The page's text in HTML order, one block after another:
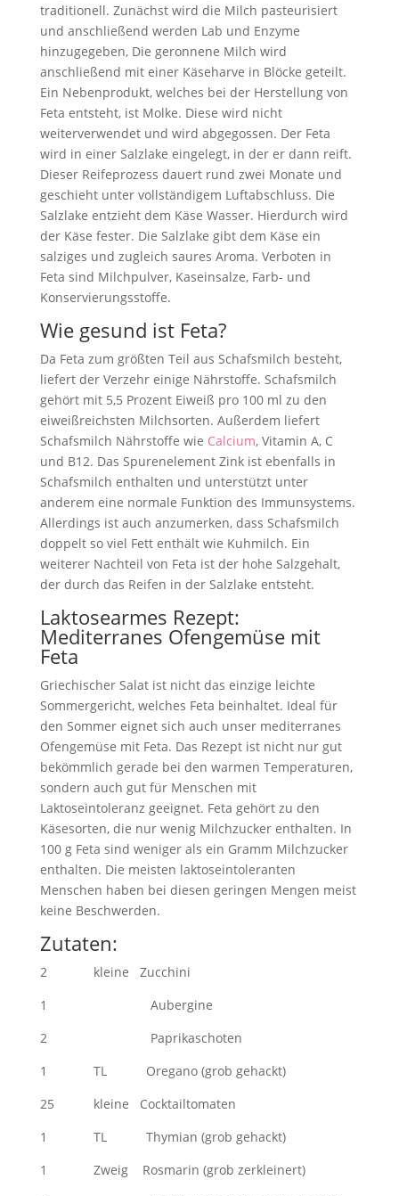
traditionell. Zunächst wird die Milch pasteurisiert
und anschließend werden Lab und Enzyme
hinzugegeben, Die geronnene Milch wird
anschließend mit einer Käseharve in Blöcke geteilt.
Ein Nebenprodukt, welches bei der Herstellung von
Feta entsteht, ist Molke. Diese wird nicht
weiterverwendet und wird abgegossen. Der Feta
wird in einer Salzlake eingelegt, in der er dann reift.
Dieser Reifeprozess dauert rund zwei Monate und
geschieht unter vollständigem Luftabschluss. Die
Salzlake entzieht dem Käse Wasser. Hierdurch wird
der Käse fester. Die Salzlake gibt dem Käse ein
salziges und zugleich saures Aroma. Verboten in
Feta sind Milchpulver, Kaseinsalze, Farb- und
Konservierungsstoffe.
Wie gesund ist Feta?
Da Feta zum größten Teil aus Schafsmilch besteht,
liefert der Verzehr einige Nährstoffe. Schafsmilch
gehört mit 5,5 Prozent Eiweiß pro 100 ml zu den
eiweißreichsten Milchsorten. Außerdem liefert
Schafsmilch Nährstoffe wie Calcium, Vitamin A, C
und B12. Das Spurenelement Zink ist ebenfalls in
Schafsmilch enthalten und unterstützt unter
anderem eine normale Funktion des Immunsystems.
Allerdings ist auch anzumerken, dass Schafsmilch
doppelt so viel Fett enthält wie Kuhmilch. Ein
weiterer Nachteil von Feta ist der hohe Salzgehalt,
der durch das Reifen in der Salzlake entsteht.
Laktosearmes Rezept:
Mediterranes Ofengemüse mit
Feta
Griechischer Salat ist nicht das einzige leichte
Sommergericht, welches Feta beinhaltet. Ideal für
den Sommer eignet sich auch unser mediterranes
Ofengemüse mit Feta. Das Rezept ist nicht nur gut
bekömmlich gerade bei den warmen Temperaturen,
sondern auch gut für Menschen mit
Laktoseintoleranz geeignet. Feta gehört zu den
Käsesorten, die nur wenig Milchzucker enthalten. In
100 g Feta sind weniger als ein Gramm Milchzucker
enthalten. Die meisten laktoseintoleranten
Menschen haben bei diesen geringen Mengen meist
keine Beschwerden.
Zutaten:
2 kleine Zucchini
1 Aubergine
2 Paprikaschoten
1 TL Oregano (grob gehackt)
25 kleine Cocktailtomaten
1 TL Thymian (grob gehackt)
1 Zweig Rosmarin (grob zerkleinert)